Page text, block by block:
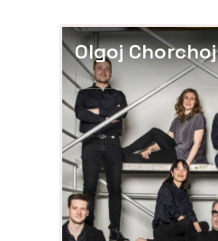
Olgoj Chorchoj